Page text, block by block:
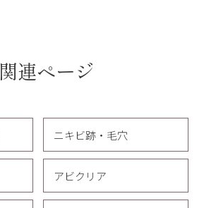
関連ページ
ニキビ跡・毛穴
アビクリア